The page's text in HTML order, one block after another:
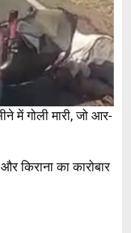
में गोली मारी, जो आर-
किराना का कारोबार